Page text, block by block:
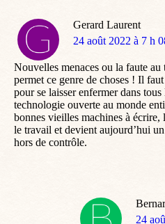
Gerard Laurent
dit
24 août 2022 à 7 h
Nouvelles menaces ou la faute
permet ce genre de choses ! Il
pour se laisser enfermer dans
technologie ouverte au monde
bonnes vieilles machines à
le travail et devient aujourd’hui
hors de contrôle.
dit
24